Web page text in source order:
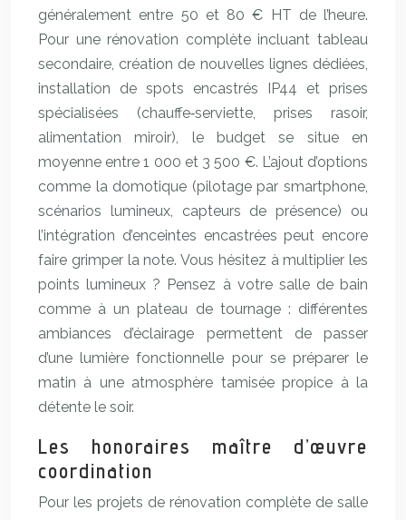
généralement entre 50 et 80 € HT de l’heure.
Pour une rénovation complète incluant tableau
secondaire, création de nouvelles lignes dédiées,
installation de spots encastrés IP44 et prises
spécialisées (chauffe‑serviette, prises rasoir,
alimentation miroir), le budget se situe en
moyenne entre 1 000 et 3 500 €. L’ajout d’options
comme la domotique (pilotage par smartphone,
scénarios lumineux, capteurs de présence) ou
l’intégration d’enceintes encastrées peut encore
faire grimper la note. Vous hésitez à multiplier les
points lumineux ? Pensez à votre salle de bain
comme à un plateau de tournage : différentes
ambiances d’éclairage permettent de passer
d’une lumière fonctionnelle pour se préparer le
matin à une atmosphère tamisée propice à la
détente le soir.
Les honoraires maître d’œuvre
coordination
Pour les projets de rénovation complète de salle